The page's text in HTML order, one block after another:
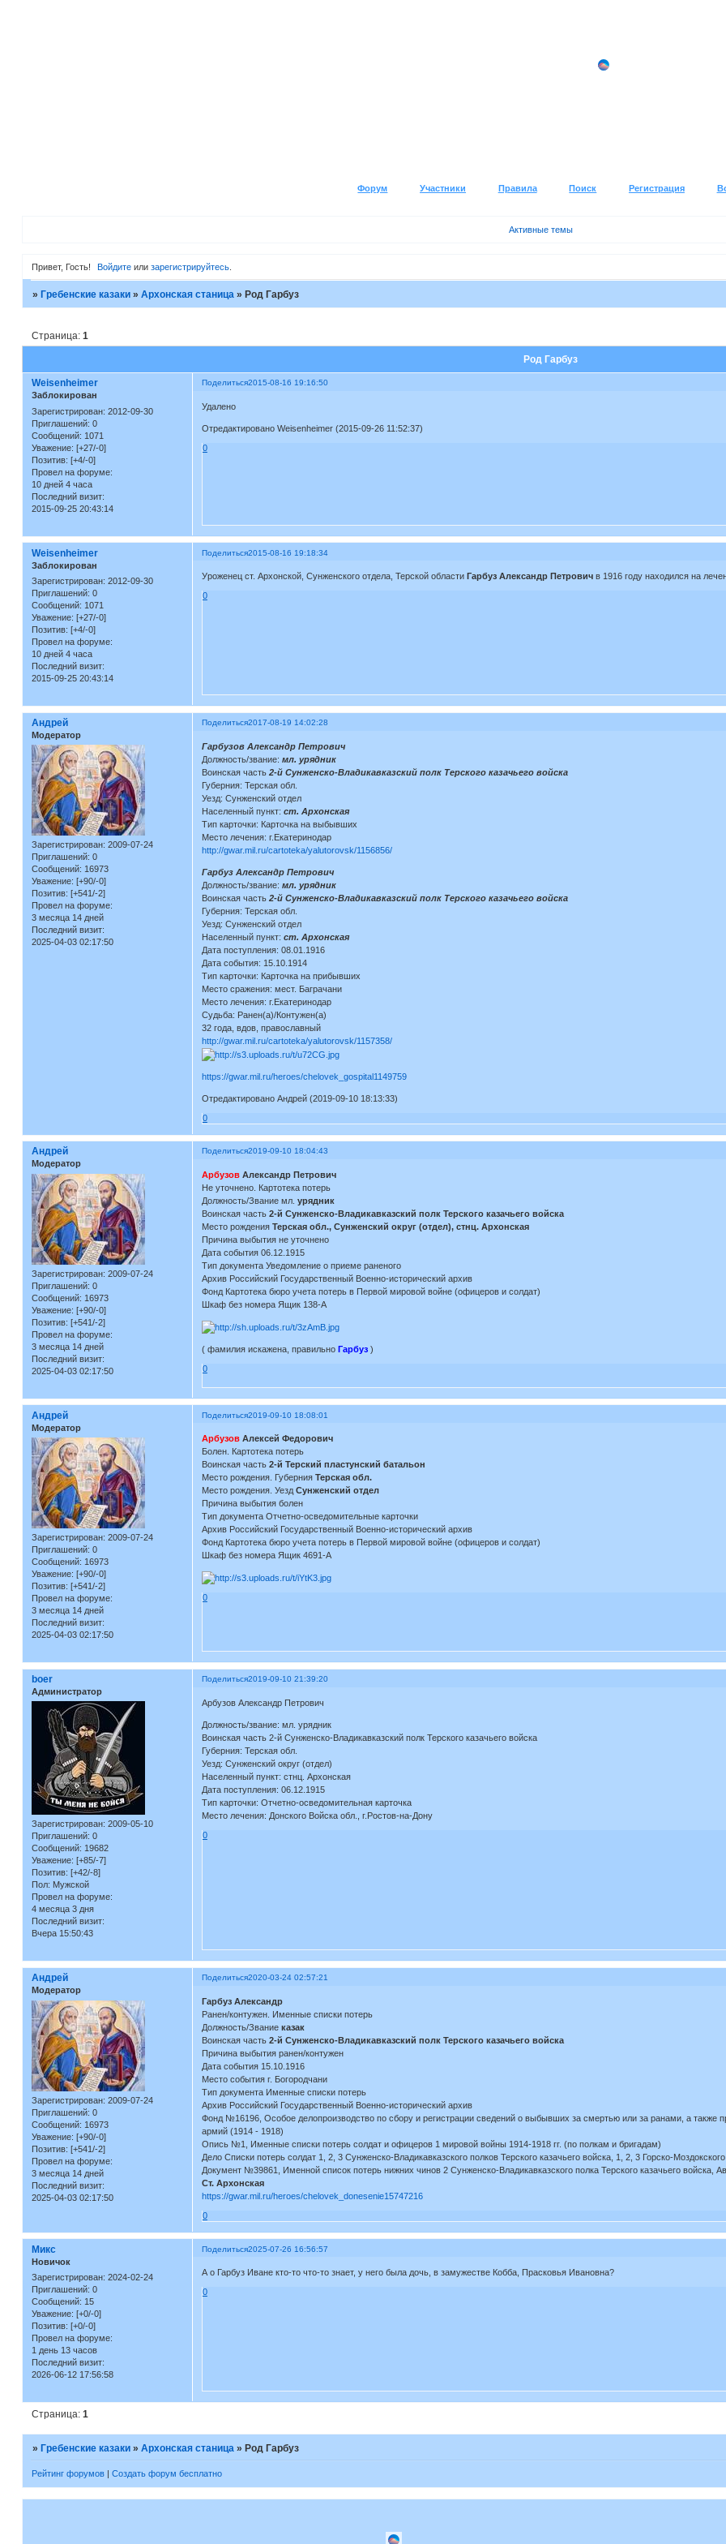
Форум Участники Правила Поиск Регистрация
Активные темы
Привет, Гость! Войдите илизарегистрируйтесь
» Гребенские казаки » Архонская станица » Род Гарбуз
Род Гарбуз
Страница: 1
Поделиться2015-08-16 19:16:50
Weisenheimer
Заблокирован
Зарегистрирован: 2012-09-30
Приглашений: 0
Сообщений: 1071
Уважение: [+27/-0]
Позитив: [+4/-0]
Провел на форуме:
10 дней 4 часа
Последний визит:
2015-09-25 20:43:14
Удалено
Отредактировано Weisenheimer (2015-09-26 11:52:37)
0
Поделиться2015-08-16 19:18:34
Weisenheimer
Заблокирован
Зарегистрирован: 2012-09-30
Приглашений: 0
Сообщений: 1071
Уважение: [+27/-0]
Позитив: [+4/-0]
Провел на форуме:
10 дней 4 часа
Последний визит:
2015-09-25 20:43:14
Уроженец ст. Архонской, Сунженского отдела, Терской области Гарбуз Александр Петровичв 1916 году находился на
0
Поделиться2017-08-19 14:02:28
Андрей
Модератор
Зарегистрирован: 2009-07-24
Приглашений: 0
Сообщений: 16973
Уважение: [+90/-0]
Позитив: [+541/-2]
Провел на форуме:
3 месяца 14 дней
Последний визит:
2025-04-03 02:17:50
Гарбузов Александр Петрович
Должность/звание: мл. урядник
Воинская часть 2-й Сунженско-Владикавказский полк Терского казачьего войска
Губерния: Терская обл.
Уезд: Сунженский отдел
Населенный пункт: ст. Архонская
Тип карточки: Карточка на выбывших
Место лечения: г.Екатеринодар
http://gwar.mil.ru/cartoteka/yalutorovsk/1156856/
Гарбуз Александр Петрович
Должность/звание: мл. урядник
Воинская часть2-й Сунженско-Владикавказский полк Терского казачьего войска
Губерния: Терская обл.
Уезд: Сунженский отдел
Населенный пункт: ст. Архонская
Дата поступления: 08.01.1916
Дата события: 15.10.1914
Тип карточки: Карточка на прибывших
Место сражения: мест. Баграчани
Место лечения: г.Екатеринодар
Судьба: Ранен(а)/Контужен(а)
32 года, вдов, православный
http://gwar.mil.ru/cartoteka/yalutorovsk/1157358/
https://gwar.mil.ru/heroes/chelovek_gospital1149759
Отредактировано Андрей (2019-09-10 18:13:33)
0
Поделиться2019-09-10 18:04:43
Андрей
Модератор
Зарегистрирован: 2009-07-24
Приглашений: 0
Сообщений: 16973
Уважение: [+90/-0]
Позитив: [+541/-2]
Провел на форуме:
3 месяца 14 дней
Последний визит:
2025-04-03 02:17:50
АрбузовАлександр Петрович
Не уточнено. Картотека потерь
Должность/Звание мл. урядник
Воинская часть 2-й Сунженско-Владикавказский полк Терского казачьего войска
Место рождения Терская обл., Сунженский округ (отдел), стнц. Архонская
Причина выбытия не уточнено
Дата события 06.12.1915
Тип документа Уведомление о приеме раненого
Архив Российский Государственный Военно-исторический архив
Фонд Картотека бюро учета потерь в Первой мировой войне (офицеров и солдат)
Шкаф без номера Ящик 138-А
( фамилия искажена, правильно Гарбуз)
0
Поделиться2019-09-10 18:08:01
Андрей
Модератор
Зарегистрирован: 2009-07-24
Приглашений: 0
Сообщений: 16973
Уважение: [+90/-0]
Позитив: [+541/-2]
Провел на форуме:
3 месяца 14 дней
Последний визит:
2025-04-03 02:17:50
АрбузовАлексей Федорович
Болен. Картотека потерь
Воинская часть2-й Терский пластунский батальон
Место рождения. ГубернияТерская обл.
Место рождения. Уезд Сунженский отдел
Причина выбытия болен
Тип документа Отчетно-осведомительные карточки
Архив Российский Государственный Военно-исторический архив
Фонд Картотека бюро учета потерь в Первой мировой войне (офицеров и солдат)
Шкаф без номера Ящик 4691-А
0
Поделиться2019-09-10 21:39:20
boer
Администратор
Зарегистрирован: 2009-05-10
Приглашений: 0
Сообщений: 19682
Уважение: [+85/-7]
Позитив: [+42/-8]
Пол: Мужской
Провел на форуме:
4 месяца 3 дня
Последний визит:
Вчера 15:50:43
Арбузов Александр Петрович
Должность/звание: мл. урядник
Воинская часть 2-й Сунженско-Владикавказский полк Терского казачьего войска
Губерния: Терская обл.
Уезд: Сунженский округ (отдел)
Населенный пункт: стнц. Архонская
Дата поступления: 06.12.1915
Тип карточки: Отчетно-осведомительная карточка
Место лечения: Донского Войска обл., г.Ростов-на-Дону
0
Поделиться2020-03-24 02:57:21
Андрей
Модератор
Зарегистрирован: 2009-07-24
Приглашений: 0
Сообщений: 16973
Уважение: [+90/-0]
Позитив: [+541/-2]
Провел на форуме:
3 месяца 14 дней
Последний визит:
2025-04-03 02:17:50
Гарбуз Александр
Ранен/контужен. Именные списки потерь
Должность/Звание казак
Воинская часть 2-й Сунженско-Владикавказский полк Терского казачьего войска
Причина выбытия ранен/контужен
Дата события 15.10.1916
Место события г. Богородчани
Тип документа Именные списки потерь
Архив Российский Государственный Военно-исторический архив
Фонд №16196, Особое делопроизводство по сбору и регистрации сведений о выбывших за смертью или за ранами, а также
армий (1914 - 1918)
Опись №1, Именные списки потерь солдат и офицеров 1 мировой войны 1914-1918 гг. (по полкам и бригадам)
Дело Списки потерь солдат 1, 2, 3 Сунженско-Владикавказского полков Терского казачьего войска, 1, 2, 3 Горско-
Документ №39861, Именной список потерь нижних чинов 2 Сунженско-Владикавказского полка Терского казачьего войска,
Ст. Архонская
https://gwar.mil.ru/heroes/chelovek_donesenie15747216
0
Поделиться2025-07-26 16:56:57
Микс
Новичок
Зарегистрирован: 2024-02-24
Приглашений: 0
Сообщений: 15
Уважение: [+0/-0]
Позитив: [+0/-0]
Провел на форуме:
1 день 13 часов
Последний визит:
2026-06-12 17:56:58
А о Гарбуз Иване кто-то что-то знает, у него была дочь, в замужестве Кобба, Прасковья Ивановна?
0
Страница: 1
» Гребенские казаки » Архонская станица » Род Гарбуз
Рейтинг форумов| Создать форум бесплатно